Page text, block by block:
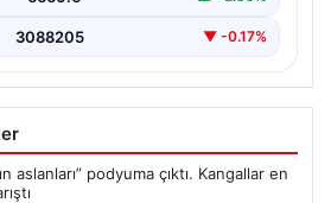
3088205 ▼ -0.17%
aslanları” podyuma çıktı. Kangallar en